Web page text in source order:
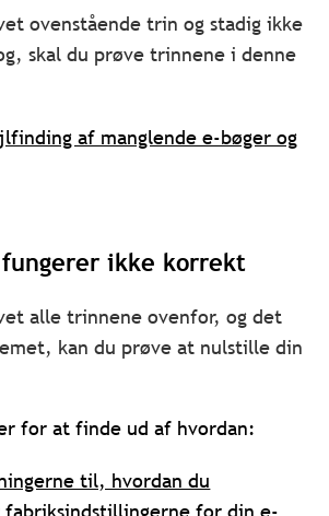
ovenstående trin og stadig ikke
skal du prøve trinnene i denne
af manglende e-bøger og
ikke korrekt
alle trinnene ovenfor, og det
kan du prøve at nulstille din
for at finde ud af hvordan:
til, hvordan du